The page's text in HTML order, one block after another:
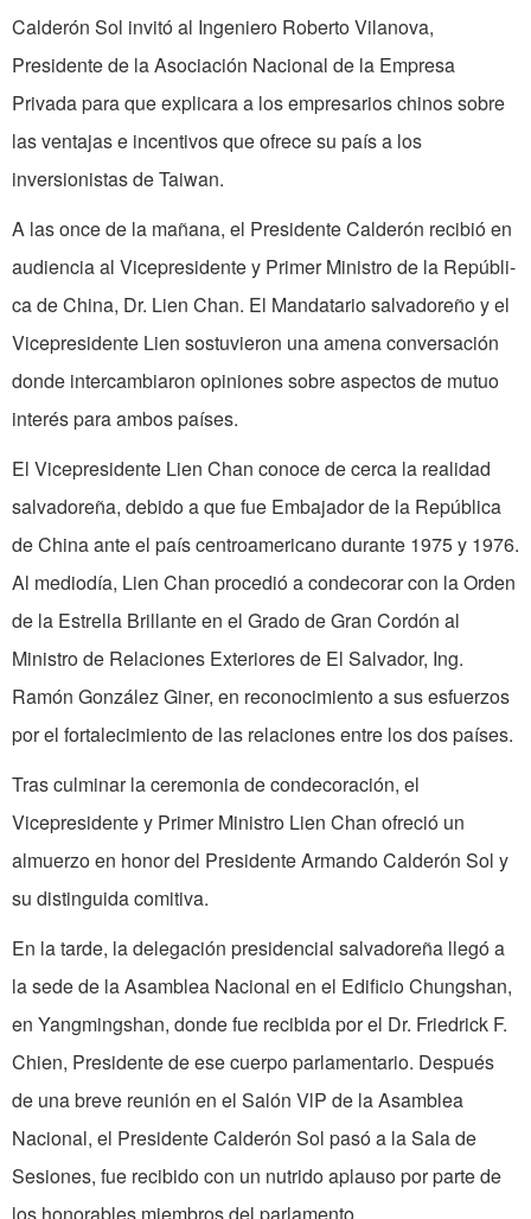
Calderón Sol invitó al Ingeniero Ro­berto Vilanova,
Presidente de la Asociación Nacional de la Empresa
Privada para que explicara a los empresarios chinos sobre
las ventajas e incentivos que ofrece su país a los
inversionistas de Taiwan.
A las once de la mañana, el Presidente Calderón recibió en
audiencia al Vicepresidente y Primer Ministro de la Repúbli­
ca de China, Dr. Lien Chan. El Mandatario salvadoreño y el
Vicepresidente Lien sostu­vieron una amena conversación
donde intercambiaron opiniones sobre aspectos de mutuo
interés para ambos países.
El Vicepresidente Lien Chan conoce de cerca la realidad
salvadoreña, debido a que fue Embajador de la República
de China ante el país centroamericano durante 1975 y 1976.
Al mediodía, Lien Chan procedió a condecorar con la Orden
de la Estrella Brillante en el Grado de Gran Cordón al
Ministro de Relaciones Exteriores de El Salvador, Ing.
Ramón González Giner, en reconocimiento a sus esfuerzos
por el fortalecimiento de las relaciones entre los dos países.
Tras culminar la ceremonia de condecoración, el
Vicepresidente y Primer Ministro Lien Chan ofreció un
almuerzo en honor del Presidente Armando Calderón Sol y
su distinguida comitiva.
En la tarde, la delegación presidencial salvadoreña llegó a
la sede de la Asamblea Nacional en el Edificio Chungshan,
en Yang­mingshan, donde fue recibida por el Dr. Friedrick F.
Chien, Presidente de ese cuerpo parlamentario. Después
de una breve reunión en el Salón VlP de la Asamblea
Nacional, el Presidente Calderón Sol pasó a la Sala de
Sesiones, fue recibido con un nutrido aplauso por parte de